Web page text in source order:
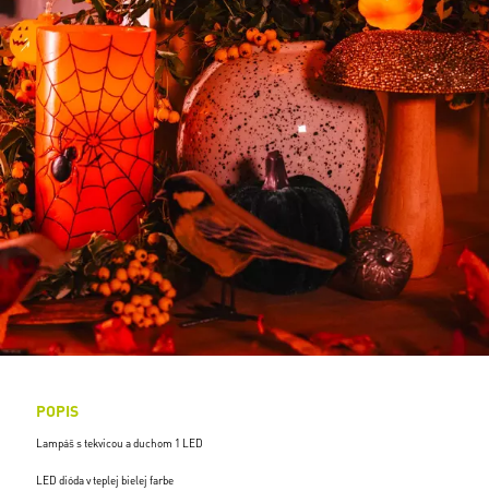
POPIS
Lampáš s tekvicou a duchom 1 LED
LED dióda v teplej bielej farbe